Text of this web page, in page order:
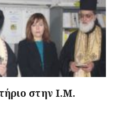
στην Ι.Μ.